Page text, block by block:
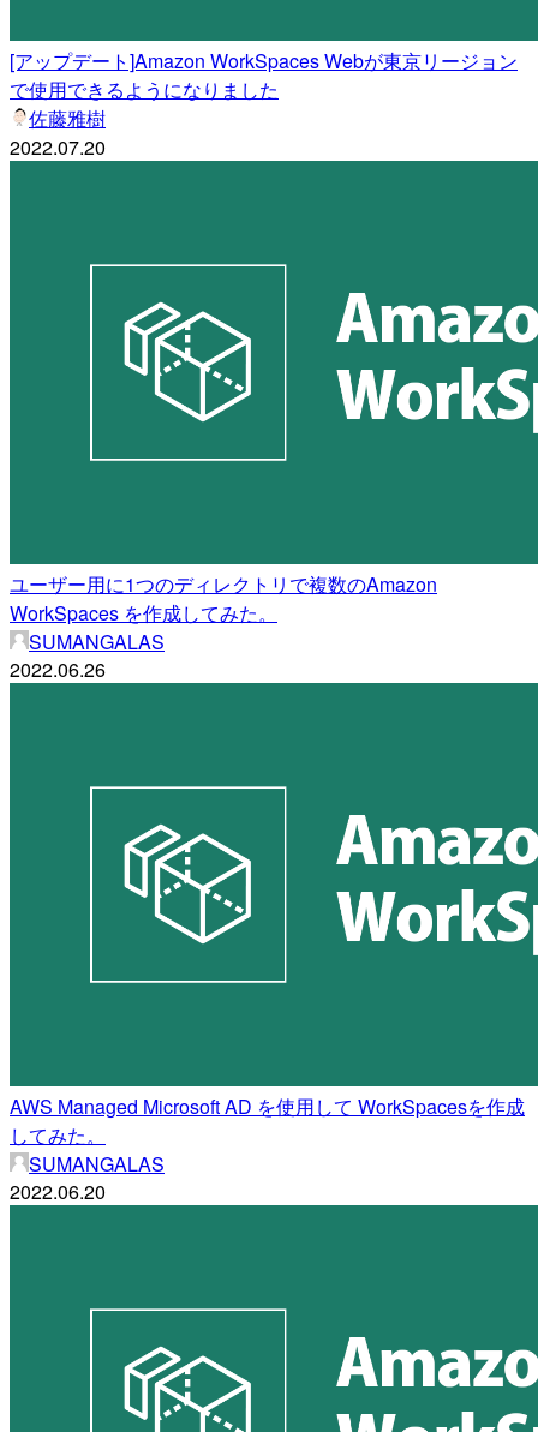
[アップデート]Amazon WorkSpaces Webが東京リージョン
で使用できるようになりました
佐藤雅樹
2022.07.20
ユーザー用に1つのディレクトリで複数のAmazon
WorkSpaces を作成してみた。
SUMANGALAS
2022.06.26
AWS Managed Microsoft AD を使用して WorkSpacesを作成
してみた。
SUMANGALAS
2022.06.20